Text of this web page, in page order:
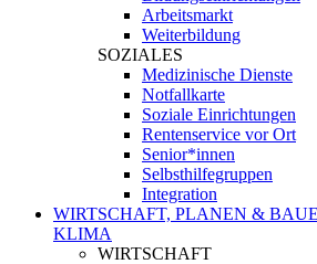
Arbeitsmarkt
Weiterbildung
SOZIALES
Medizinische Dienste
Notfallkarte
Soziale Einrichtungen
Rentenservice vor Ort
Senior*innen
Selbsthilfegruppen
Integration
WIRTSCHAFT, PLANEN &
KLIMA
WIRTSCHAFT